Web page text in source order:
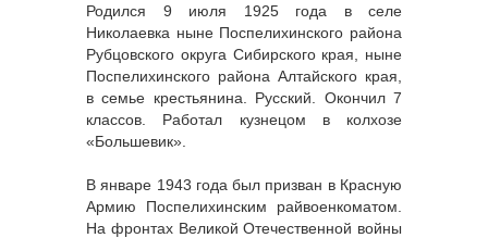
Родился 9 июля 1925 года в селе
Николаевка ныне Поспелихинского района
Рубцовского округа Сибирского края, ныне
Поспелихинского района Алтайского края,
в семье крестьянина. Русский. Окончил 7
классов. Работал кузнецом в колхозе
«Большевик».
В январе 1943 года был призван в Красную
Армию Поспелихинским райвоенкоматом.
На фронтах Великой Отечественной войны